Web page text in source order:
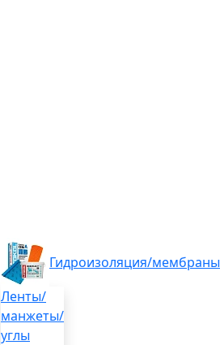
Гидроизоляция/мембраны
Ленты/
манжеты/
углы